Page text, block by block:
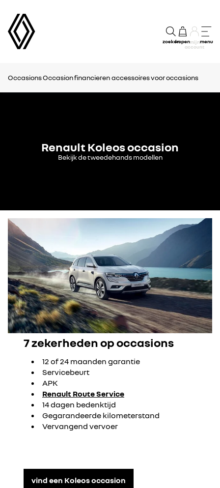
zoekenkopenmijn
account
menu
OccasionsOccasion financieren accessoires voor occasions
Renault Koleos occasion
Bekijk de tweedehands modellen
7 zekerheden op occasions
12 of 24 maanden garantie
Servicebeurt
APK
Renault Route Service
14 dagen bedenktijd
Gegarandeerde kilometerstand
Vervangend vervoer
vind een Koleos occasion